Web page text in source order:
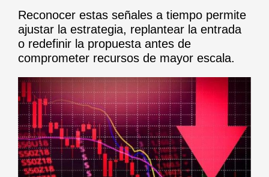
Reconocer estas señales a tiempo permite
ajustar la estrategia, replantear la entrada
o redefinir la propuesta antes de
comprometer recursos de mayor escala.